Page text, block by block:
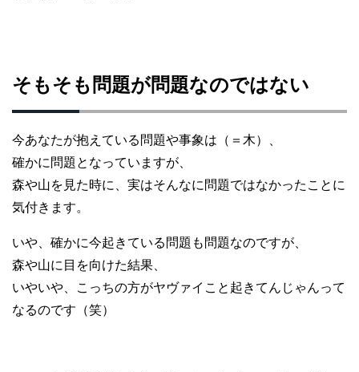
そもそも問題が問題なのではない
今あなたが抱えている問題や事象は（＝木）、
確かに問題となっていますが、
森や山を見た時に、実はそんなに問題ではなかったことに
気付きます。
いや、確かに今起きている問題も問題なのですが、
森や山に目を向けた結果、
いやいや、こっちの方がヤヴァイこと起きてんじゃんって
なるのです（笑）